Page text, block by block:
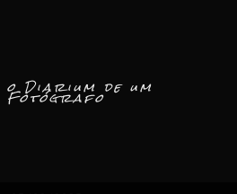
o Diarium de um
Fotógrafo